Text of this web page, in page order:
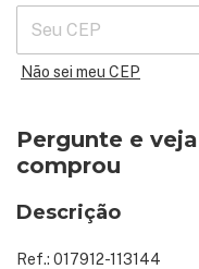
Não sei meu CEP
Pergunte e
comprou
Descrição
Ref.: 017912-113144